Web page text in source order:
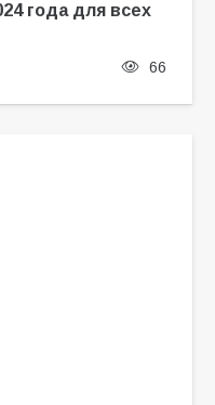
года для всех
66